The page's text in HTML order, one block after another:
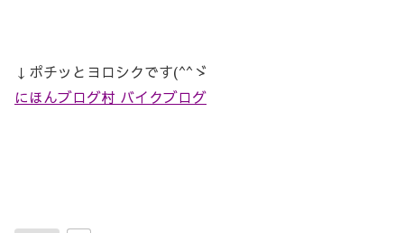
↓ポチッとヨロシクです(^^ゞ
にほんブログ村 バイクブログ